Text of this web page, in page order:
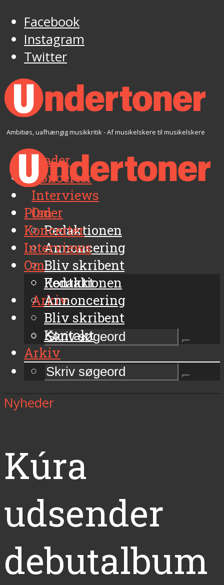
Facebook
Instagram
Twitter
Ambitiøs, uafhængig musikkritik - Af musikelskere til musikelskere
Plader
Koncerter
Interviews
Om
Redaktionen
Annoncering
Bliv skribent
Kontakt
Arkiv
Plader
Koncerter
Interviews
Om
Redaktionen
Annoncering
Bliv skribent
Kontakt
Arkiv
Nyheder
Kúra
udsender
debutalbum